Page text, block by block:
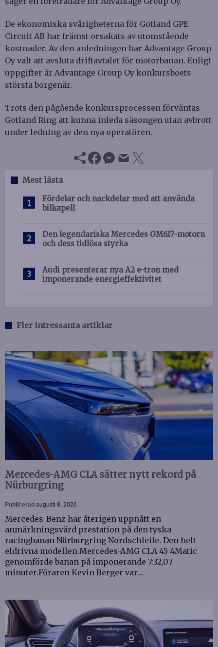
De ekonomiska svårigheterna för Gotland GPE
Circuit AB har främst orsakats av utomstående
kostnader. Av den anledningen har Advantage Group
Oy valt att avsluta driftavtalet för motorbanan. Enligt
uppgifter är Advantage Group Oy konkursboets
största borgenär.
Trots den pågående konkursprocessen förväntas
Gotland Ring att kunna inleda säsongen utan avbrott
under ledning av den nya operatören.
Mest lästa
Fördelar och nackdelar med att använda
bilkapell
Den legendariska Mercedes OM617-motorn
och dess tidlösa styrka
Audi presenterar nya A2 e-tron med
imponerande energieffektivitet
Fler intressanta artiklar
Mercedes-AMG CLA sätter nytt rekord på
Nürburgring
Publicerad augusti 8, 2026
Mercedes-Benz har återigen uppnått en
anmärkningsvärd prestation på den tyska
racingbanan Nürburgring Nordschleife. Den helt
eldrivna modellen Mercedes-AMG CLA 45 4Matic
genomförde banan på imponerande 7:32,07
minuter.Föraren Kevin Berger var…